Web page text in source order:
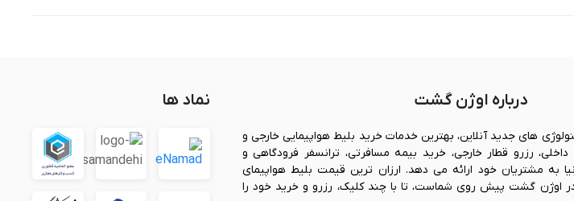
درباره اوژن گشت
های جدید آنلاین، بهترین خدمات خرید بلیط هواپیمایی خارجی و
رزرو قطار خارجی، خرید بیمه مسافرتی، ترانسفر فرودگاهی و
به مشتریان خود ارائه می دهد. ارزان ترین قیمت بلیط هواپیمای
اوژن گشت پیش روی شماست، تا با چند کلیک، رزرو و خرید خود را
نماد ها